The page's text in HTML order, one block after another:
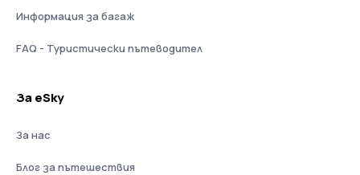
Информация за багаж
FAQ - Туристически пътеводител
За eSky
За нас
Блог за пътешествия